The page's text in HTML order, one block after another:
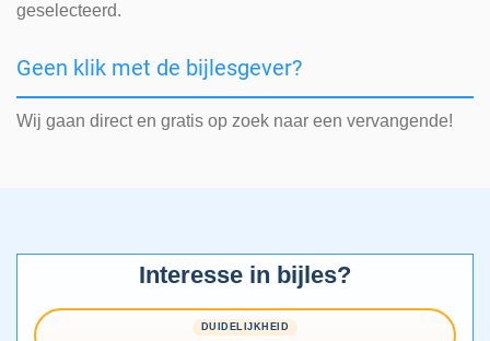
geselecteerd.
Geen klik met de bijlesgever?
Wij gaan direct en gratis op zoek naar een vervangende!
Interesse in bijles?
DUIDELIJKHEID